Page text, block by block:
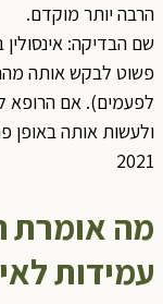
יותר מוקדם.
הבדיקה: אינסולין
לבקש אותה
אם הרופא
אומרת